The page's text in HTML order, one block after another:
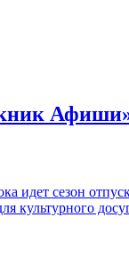
идет сезон
культурного